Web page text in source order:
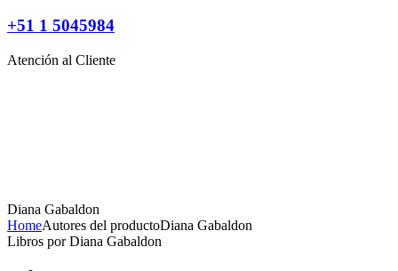
+51 1 5045984
Atención al Cliente
Diana Gabaldon
HomeAutores del productoDiana Gabaldon
Libros por Diana Gabaldon